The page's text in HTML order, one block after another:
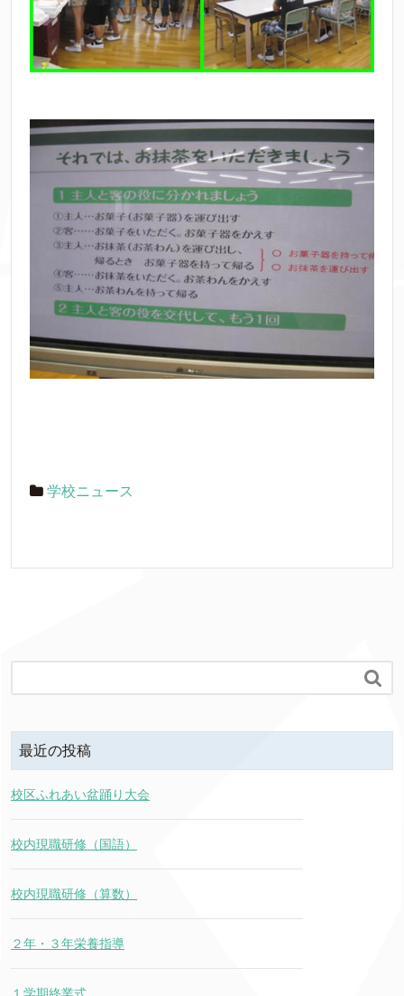
学校ニュース

最近の投稿
校区ふれあい盆踊り大会
校内現職研修（国語）
校内現職研修（算数）
２年・３年栄養指導
１学期終業式